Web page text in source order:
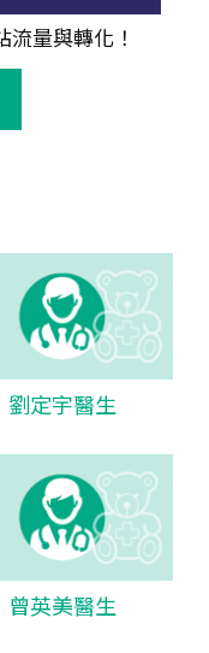
量與轉化！
劉定宇醫生
曾英美醫生